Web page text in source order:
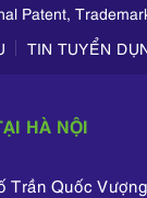
Patent,
TIN TUYỂN
HÀ NỘI
Trần Quốc